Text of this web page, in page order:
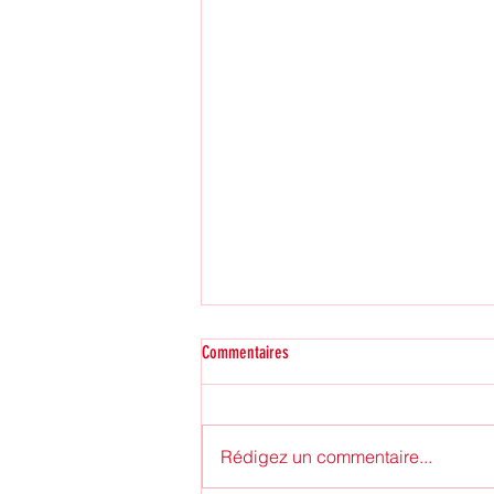
Commentaires
Rédigez un commentaire...